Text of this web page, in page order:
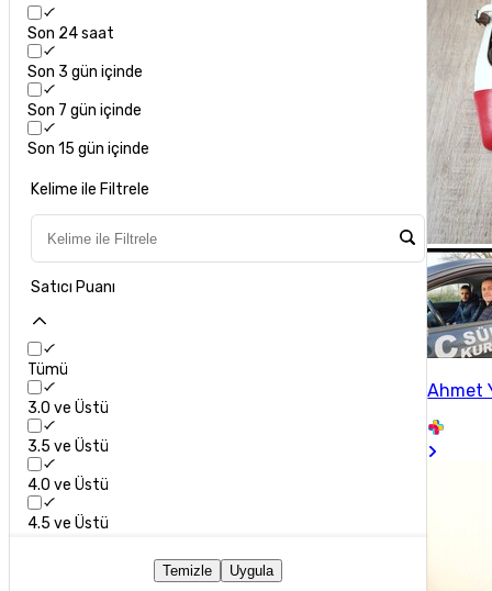
Son 24 saat
Son 3 gün içinde
Son 7 gün içinde
Son 15 gün içinde
Kelime ile Filtrele
Satıcı Puanı
Tümü
3.0 ve Üstü
3.5 ve Üstü
4.0 ve Üstü
4.5 ve Üstü
Temizle Uygula
Ahmet